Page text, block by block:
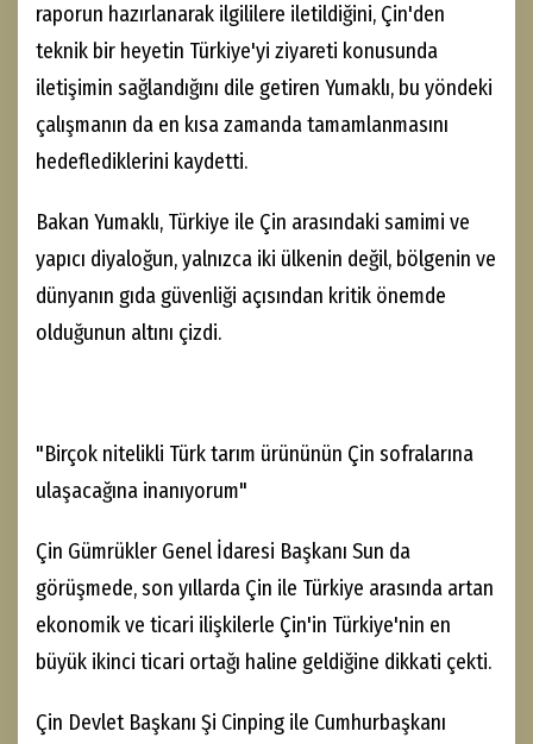
raporun hazırlanarak ilgililere iletildiğini, Çin'den
teknik bir heyetin Türkiye'yi ziyareti konusunda
iletişimin sağlandığını dile getiren Yumaklı, bu yöndeki
çalışmanın da en kısa zamanda tamamlanmasını
hedeflediklerini kaydetti.
Bakan Yumaklı, Türkiye ile Çin arasındaki samimi ve
yapıcı diyaloğun, yalnızca iki ülkenin değil, bölgenin ve
dünyanın gıda güvenliği açısından kritik önemde
olduğunun altını çizdi.
"Birçok nitelikli Türk tarım ürününün Çin sofralarına
ulaşacağına inanıyorum"
Çin Gümrükler Genel İdaresi Başkanı Sun da
görüşmede, son yıllarda Çin ile Türkiye arasında artan
ekonomik ve ticari ilişkilerle Çin'in Türkiye'nin en
büyük ikinci ticari ortağı haline geldiğine dikkati çekti.
Çin Devlet Başkanı Şi Cinping ile Cumhurbaşkanı